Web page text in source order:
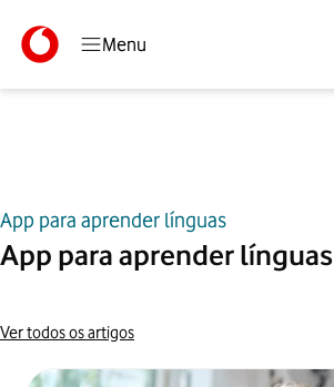
Menu
App para aprender línguas
App para aprender línguas
Artigos
Ver todos os artigos